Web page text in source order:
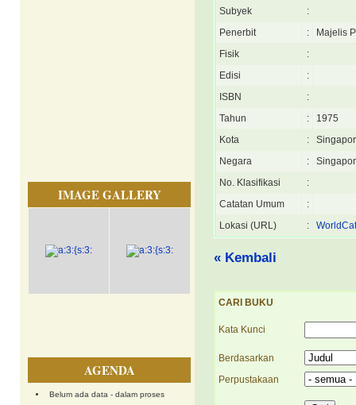
IMAGE GALLERY
AGENDA
Belum ada data - dalam proses
Subyek
:
Penerbit
:
Majelis
Fisik
:
Edisi
:
ISBN
:
Tahun
:
1975
Kota
:
Negara
:
No. Klasifikasi
:
Catatan Umum
:
Lokasi (URL)
:
« Kembali
CARI BUKU
Kata Kunci
Berdasarkan
Perpustakaan